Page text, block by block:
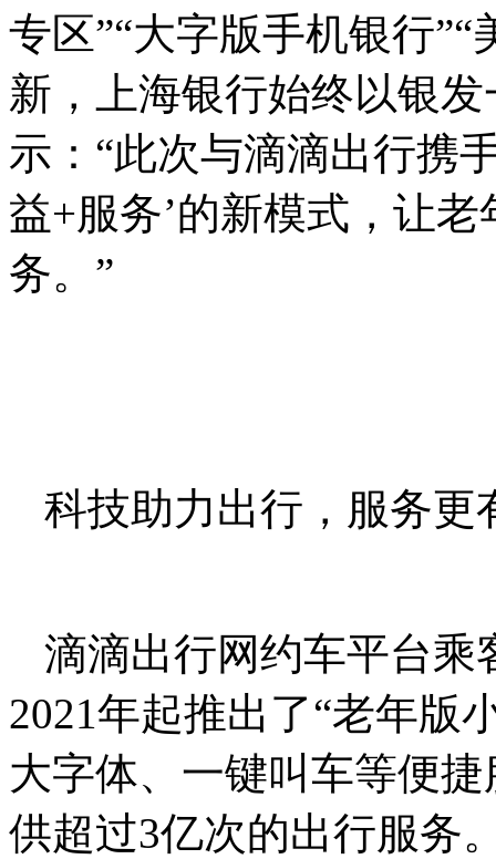
专区”“大字版手机银行
新，上海银行始终以银
示：“此次与滴滴出行携
益+服务’的新模式，让
务。”
科技助力出行，服务更
滴滴出行网约车平台乘
2021年起推出了“老年版
大字体、一键叫车等便
供超过3亿次的出行服务